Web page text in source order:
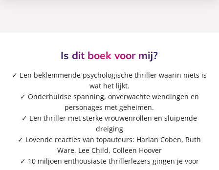
Is dit boek voor mij?
✓ Een beklemmende psychologische thriller waarin niets is
wat het lijkt.
✓ Onderhuidse spanning, onverwachte wendingen en
personages met geheimen.
✓ Een thriller met sterke vrouwenrollen en sluipende
dreiging
✓ Lovende reacties van topauteurs: Harlan Coben, Ruth
Ware, Lee Child, Colleen Hoover
✓ 10 miljoen enthousiaste thrillerlezers gingen je voor